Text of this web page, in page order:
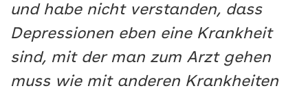
und habe nicht verstanden, dass
Depressionen eben eine Krankheit
sind, mit der man zum Arzt gehen
muss wie mit anderen Krankheiten